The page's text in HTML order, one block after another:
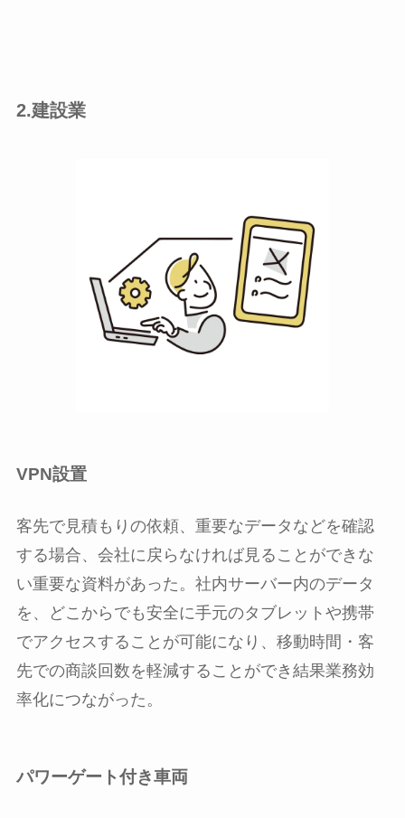
2.建設業
VPN設置
客先で見積もりの依頼、重要なデータなどを確認
する場合、会社に戻らなければ見ることができな
い重要な資料があった。社内サーバー内のデータ
を、どこからでも安全に手元のタブレットや携帯
でアクセスすることが可能になり、移動時間・客
先での商談回数を軽減することができ結果業務効
率化につながった。
パワーゲート付き車両